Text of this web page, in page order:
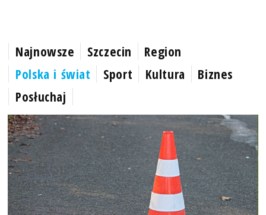
Najnowsze Szczecin
Region
Polska i świat
Sport Kultura
Biznes
Posłuchaj